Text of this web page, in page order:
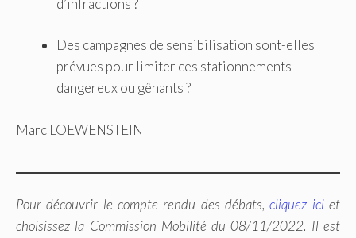
Des campagnes de sensibilisation sont-elles
prévues pour limiter ces stationnements
dangereux ou gênants ?
Marc LOEWENSTEIN
Pour découvrir le compte rendu des débats,cliquez iciet
choisissez la Commission Mobilité du 08/11/2022. Il est